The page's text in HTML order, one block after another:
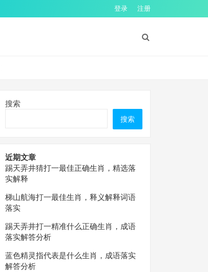
登录 注册
搜索
搜索
近期文章
踢天弄井猜打一最佳正确生肖，精选落
实解释
梯山航海打一最佳生肖，释义解释词语
落实
踢天弄井打一精准什么正确生肖，成语
落实解答分析
蓝色精灵指代表是什么生肖，成语落实
解答分析